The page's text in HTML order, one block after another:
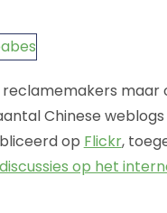
reclamemakers maar
Chinese
op Flickr,
op het